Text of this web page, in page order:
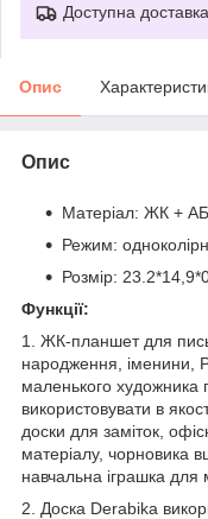
Доступна доставка
Опис
Опис
Матеріал: ЖК +
Режим:
Розмір:
Функції:
1. ЖК-планшет для
народження, іменини,
маленького художника
використовувати в
доски для заміток,
матеріалу, чорновика
навчальна іграшка для
2. Доска Derabika